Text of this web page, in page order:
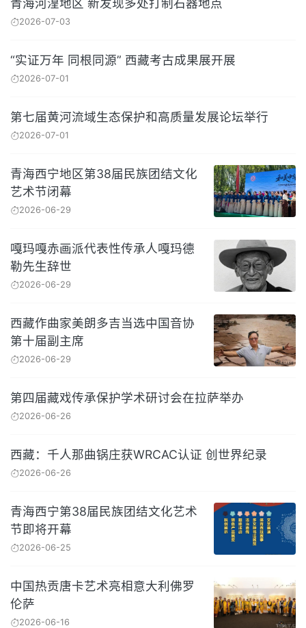
青海河湟地区 新发现多处打制石器地点
2026-07-03
“实证万年 同根同源” 西藏考古成果展开展
2026-07-01
第七届黄河流域生态保护和高质量发展论坛举行
2026-07-01
青海西宁地区第38届民族团结文化
艺术节闭幕
2026-06-29
嘎玛嘎赤画派代表性传承人嘎玛德
勒先生辞世
2026-06-29
西藏作曲家美朗多吉当选中国音协
第十届副主席
2026-06-29
第四届藏戏传承保护学术研讨会在拉萨举办
2026-06-26
西藏：千人那曲锅庄获WRCAC认证 创世界纪录
2026-06-26
青海西宁第38届民族团结文化艺术
节即将开幕
2026-06-25
中国热贡唐卡艺术亮相意大利佛罗
伦萨
2026-06-16